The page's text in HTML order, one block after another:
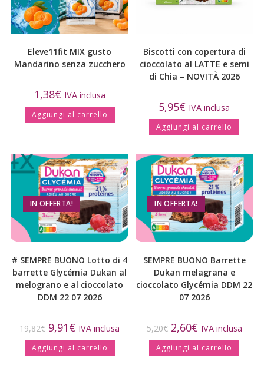
Eleve11fit MIX gusto
Mandarino senza zucchero
1,38€ IVA inclusa
Aggiungi al carrello
Biscotti con copertura di
cioccolato al LATTE e semi
di Chia – NOVITÀ 2026
5,95€ IVA inclusa
Aggiungi al carrello
IN OFFERTA!
# SEMPRE BUONO Lotto di 4
barrette Glycémia Dukan al
melograno e al cioccolato
DDM 22 07 2026
19,82€ 9,91€ IVA inclusa
Aggiungi al carrello
IN OFFERTA!
SEMPRE BUONO Barrette
Dukan melagrana e
cioccolato Glycémia DDM 22
07 2026
5,20€ 2,60€ IVA inclusa
Aggiungi al carrello